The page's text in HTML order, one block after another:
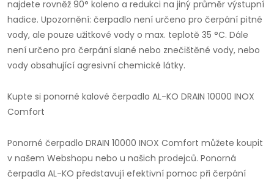
najdete rovněž 90° koleno a redukci na jiný průměr výstupní
hadice. Upozornění: čerpadlo není určeno pro čerpání pitné
vody, ale pouze užitkové vody o max. teplotě 35 °C. Dále
není určeno pro čerpání slané nebo znečištěné vody, nebo
vody obsahující agresivní chemické látky.
Kupte si ponorné kalové čerpadlo AL-KO DRAIN 10000 INOX
Comfort
Ponorné čerpadlo DRAIN 10000 INOX Comfort můžete koupit
v našem Webshopu nebo u našich prodejců. Ponorná
čerpadla AL-KO představují efektivní pomoc při čerpání